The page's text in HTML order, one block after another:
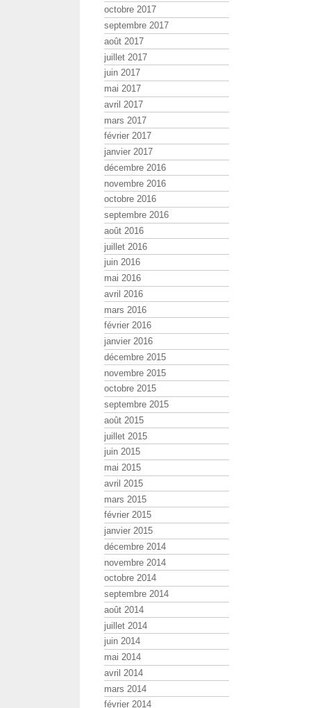
octobre 2017
septembre 2017
août 2017
juillet 2017
juin 2017
mai 2017
avril 2017
mars 2017
février 2017
janvier 2017
décembre 2016
novembre 2016
octobre 2016
septembre 2016
août 2016
juillet 2016
juin 2016
mai 2016
avril 2016
mars 2016
février 2016
janvier 2016
décembre 2015
novembre 2015
octobre 2015
septembre 2015
août 2015
juillet 2015
juin 2015
mai 2015
avril 2015
mars 2015
février 2015
janvier 2015
décembre 2014
novembre 2014
octobre 2014
septembre 2014
août 2014
juillet 2014
juin 2014
mai 2014
avril 2014
mars 2014
février 2014